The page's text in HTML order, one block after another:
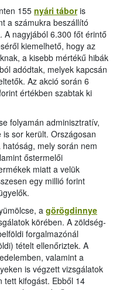
155 nyári táboris
a számukra beszállító
A nagyjából 6.300 főt érintő
kiemelhető, hogy az
a kisebb mértékű hibák
adódtak, melyek kapcsán
Az akció során 6
értékben szabtak ki
folyamán adminisztratív,
sor került. Országosan
mely során nem
őstermelői
miatt a velük
egy millió forint
a görögdinnye
körében. A zöldség-
forgalmazónál
tételt ellenőriztek. A
valamint a
is végzett vizsgálatok
tett kifogást. Ebből 14